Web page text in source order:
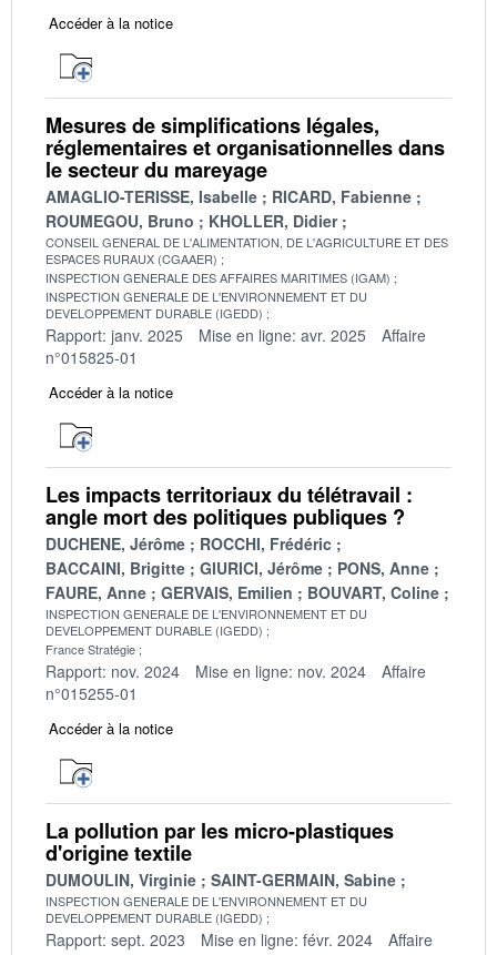
Accéder à la notice
Mesures de simplifications légales,
réglementaires et organisationnelles dans
le secteur du mareyage
AMAGLIO-TERISSE, Isabelle
RICARD, Fabienne
ROUMEGOU, Bruno
KHOLLER, Didier
CONSEIL GENERAL DE L'ALIMENTATION, DE L'AGRICULTURE ET DES
ESPACES RURAUX (CGAAER)
INSPECTION GENERALE DES AFFAIRES MARITIMES (IGAM)
INSPECTION GENERALE DE L'ENVIRONNEMENT ET DU
DEVELOPPEMENT DURABLE (IGEDD)
Rapport: janv. 2025 Mise en ligne: avr. 2025
Affaire
n°015825-01
Accéder à la notice
Les impacts territoriaux du télétravail :
angle mort des politiques publiques ?
DUCHENE, Jérôme
ROCCHI, Frédéric
BACCAINI, Brigitte
GIURICI, Jérôme
PONS, Anne
FAURE, Anne
GERVAIS, Emilien BOUVART, Coline
INSPECTION GENERALE DE L'ENVIRONNEMENT ET DU
DEVELOPPEMENT DURABLE (IGEDD)
France Stratégie
Rapport: nov. 2024 Mise en ligne: nov. 2024
Affaire
n°015255-01
Accéder à la notice
La pollution par les micro-plastiques
d'origine textile
DUMOULIN, Virginie SAINT-GERMAIN, Sabine
INSPECTION GENERALE DE L'ENVIRONNEMENT ET DU
DEVELOPPEMENT DURABLE (IGEDD)
Rapport: sept. 2023 Mise en ligne: févr. 2024
Affaire